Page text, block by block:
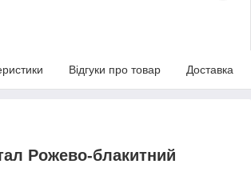
Відгуки про товар Доставка
Рожево-блакитний